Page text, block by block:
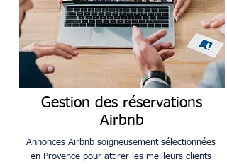
Gestion des réservations
Airbnb
Annonces Airbnb soigneusement sélectionnées
en Provence pour attirer les meilleurs clients